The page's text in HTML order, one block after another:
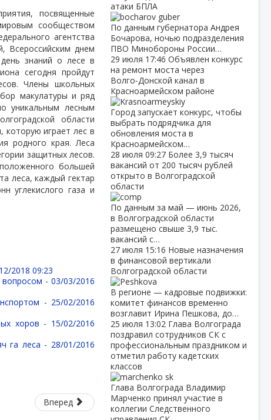
посвященные
сообществом
агентства
Всероссийским днем
день знаний о лесе в
сегодня пройдут
Члены школьных
макулатуры и ряд
уникальным лесным
области
которую играет лес в
родного края. Леса
защитных лесов.
большей
леса, каждый гектар
углекислого газа и
2018 09:23
вопросом - 03/03/2016
- 25/02/2016
хоров - 15/02/2016
га леса - 28/01/2016
Вперед
атаки БПЛА
По данным губернатора Андрея
Бочарова, ночью подразделения
ПВО Минобороны России…
29 июля 17:46 Объявлен конкурс
на ремонт моста через
Волго‑Донской канал в
Красноармейском районе
Город запускает конкурс, чтобы
выбрать подрядчика для
обновления моста в
Красноармейском…
28 июля 09:27 Более 3,9 тысяч
вакансий от 200 тысяч рублей
открыто в Волгоградской
области
По данным за май — июнь 2026,
в Волгоградской области
размещено свыше 3,9 тыс.
вакансий с…
27 июля 15:16 Новые назначения
в финансовой вертикали
Волгоградской области
В регионе — кадровые подвижки:
комитет финансов временно
возглавит Ирина Пешкова, до…
25 июля 13:02 Глава Волгограда
поздравил сотрудников СК с
профессиональным праздником и
отметил работу кадетских
классов
Глава Волгограда Владимир
Марченко принял участие в
коллегии Следственного